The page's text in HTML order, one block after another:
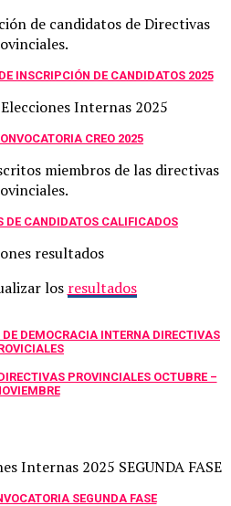
de candidatos de Directivas
INSCRIPCIÓN DE CANDIDATOS 2025
Internas 2025
CREO 2025
miembros de las directivas
DE CANDIDATOS CALIFICADOS
resultados
los resultados
DEMOCRACIA INTERNA DIRECTIVAS
PROVINCIALES OCTUBRE –
Internas 2025 SEGUNDA FASE
SEGUNDA FASE